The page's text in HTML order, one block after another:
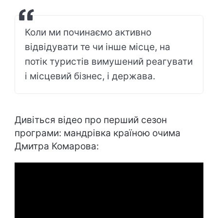
Коли ми починаємо активно
відвідувати те чи інше місце, на
потік туристів вимушений реагувати
і місцевий бізнес, і держава.
Дивіться відео про перший сезон
програми: мандрівка країною очима
Дмитра Комарова: